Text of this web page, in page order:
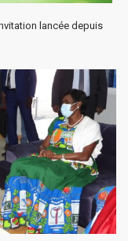
lancée depuis